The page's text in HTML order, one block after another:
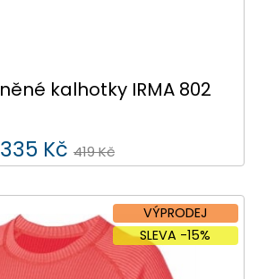
kalhotky IRMA 802
335 Kč 419 Kč
VÝPRODEJ
SLEVA -15%